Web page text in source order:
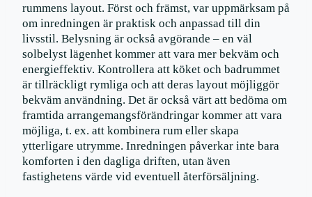
rummens layout. Först och främst, var uppmärksam på
om inredningen är praktisk och anpassad till din
livsstil. Belysning är också avgörande – en väl
solbelyst lägenhet kommer att vara mer bekväm och
energieffektiv. Kontrollera att köket och badrummet
är tillräckligt rymliga och att deras layout möjliggör
bekväm användning. Det är också värt att bedöma om
framtida arrangemangsförändringar kommer att vara
möjliga, t. ex. att kombinera rum eller skapa
ytterligare utrymme. Inredningen påverkar inte bara
komforten i den dagliga driften, utan även
fastighetens värde vid eventuell återförsäljning.